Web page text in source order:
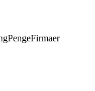
PengeFirmaer